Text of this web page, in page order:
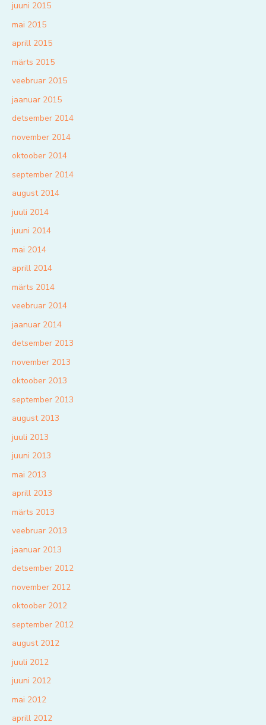
juuni 2015
mai 2015
aprill 2015
märts 2015
veebruar 2015
jaanuar 2015
detsember 2014
november 2014
oktoober 2014
september 2014
august 2014
juuli 2014
juuni 2014
mai 2014
aprill 2014
märts 2014
veebruar 2014
jaanuar 2014
detsember 2013
november 2013
oktoober 2013
september 2013
august 2013
juuli 2013
juuni 2013
mai 2013
aprill 2013
märts 2013
veebruar 2013
jaanuar 2013
detsember 2012
november 2012
oktoober 2012
september 2012
august 2012
juuli 2012
juuni 2012
mai 2012
aprill 2012